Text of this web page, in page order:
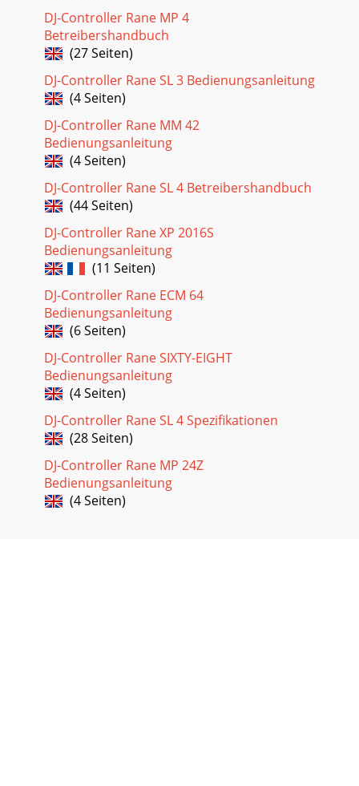
DJ-Controller Rane MP 4
Betreibershandbuch
(27 Seiten)
DJ-Controller Rane SL 3 Bedienungsanleitung
(4 Seiten)
DJ-Controller Rane MM 42
Bedienungsanleitung
(4 Seiten)
DJ-Controller Rane SL 4 Betreibershandbuch
(44 Seiten)
DJ-Controller Rane XP 2016S
Bedienungsanleitung
(11 Seiten)
DJ-Controller Rane ECM 64
Bedienungsanleitung
(6 Seiten)
DJ-Controller Rane SIXTY-EIGHT
Bedienungsanleitung
(4 Seiten)
DJ-Controller Rane SL 4 Spezifikationen
(28 Seiten)
DJ-Controller Rane MP 24Z
Bedienungsanleitung
(4 Seiten)